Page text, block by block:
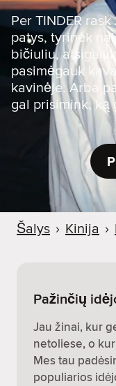
Per TINDER
patys, tyrinėk
bičiuliu,
pasimėgauk
kavinėje. Arba
gal prisimink, ką
Šalys › Kinija ›
Pažinčių
Jau žinai, kur
netoliese, o
Mes tau
populiarios